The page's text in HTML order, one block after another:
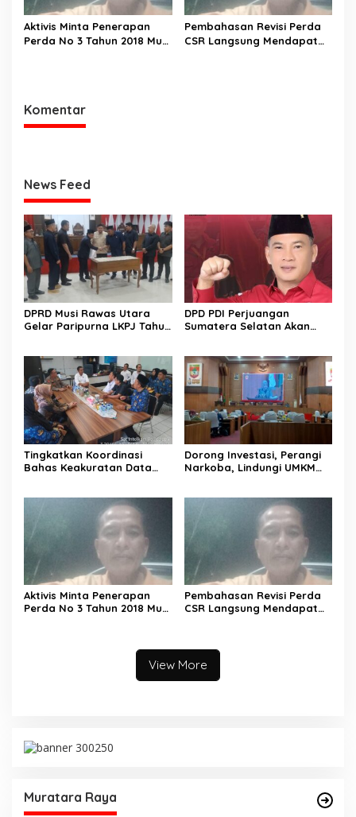
Aktivis Minta Penerapan
Perda No 3 Tahun 2018 Musi
Pembahasan Revisi Perda
CSR Langsung Mendapat
Komentar
News Feed
DPRD Musi Rawas Utara
Gelar Paripurna LKPJ Tahun
DPD PDI Perjuangan
Sumatera Selatan Akan
Tingkatkan Koordinasi
Bahas Keakuratan Data
Dorong Investasi, Perangi
Narkoba, Lindungi UMKM
Aktivis Minta Penerapan
Perda No 3 Tahun 2018 Musi
Pembahasan Revisi Perda
CSR Langsung Mendapat
View More
Muratara Raya